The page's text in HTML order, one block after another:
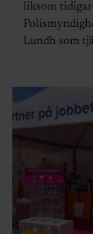
liksom
Lundh som